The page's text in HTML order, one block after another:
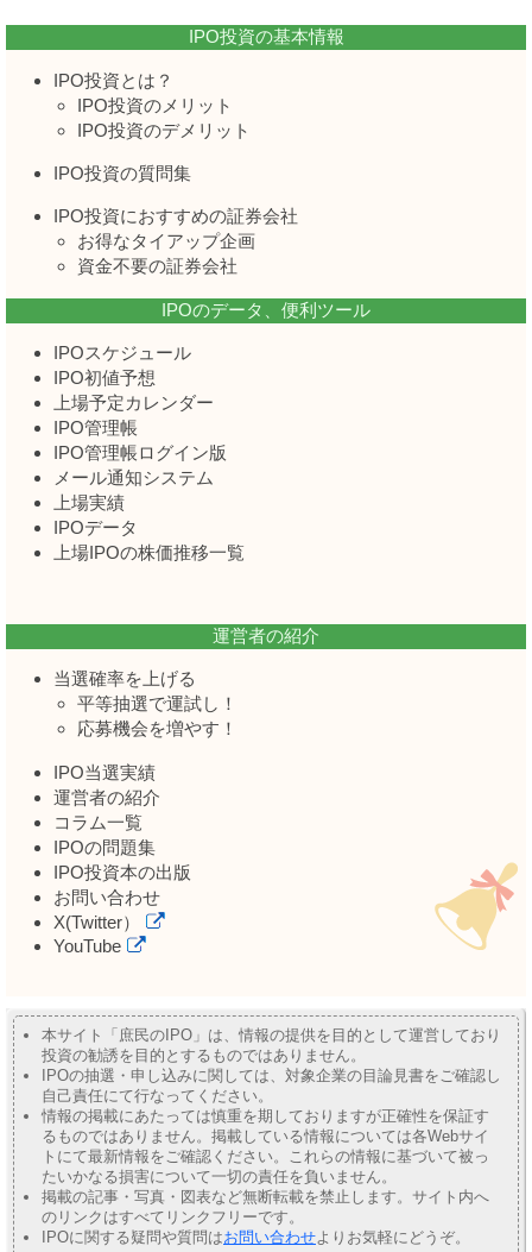
IPO投資の基本情報
IPO投資とは？
IPO投資のメリット
IPO投資のデメリット
IPO投資の質問集
IPO投資におすすめの証券会社
お得なタイアップ企画
資金不要の証券会社
IPOのデータ、便利ツール
IPOスケジュール
IPO初値予想
上場予定カレンダー
IPO管理帳
IPO管理帳ログイン版
メール通知システム
上場実績
IPOデータ
上場IPOの株価推移一覧
運営者の紹介
当選確率を上げる
平等抽選で運試し！
応募機会を増やす！
IPO当選実績
運営者の紹介
コラム一覧
IPOの問題集
IPO投資本の出版
お問い合わせ
X(Twitter）
YouTube
本サイト「庶民のIPO」は、情報の提供を目的として運営しており
投資の勧誘を目的とするものではありません。
IPOの抽選・申し込みに関しては、対象企業の目論見書をご確認し
自己責任にて行なってください。
情報の掲載にあたっては慎重を期しておりますが正確性を保証す
るものではありません。掲載している情報については各Webサイ
トにて最新情報をご確認ください。これらの情報に基づいて被っ
たいかなる損害について一切の責任を負いません。
掲載の記事・写真・図表など無断転載を禁止します。サイト内へ
のリンクはすべてリンクフリーです。
IPOに関する疑問や質問はお問い合わせよりお気軽にどうぞ。